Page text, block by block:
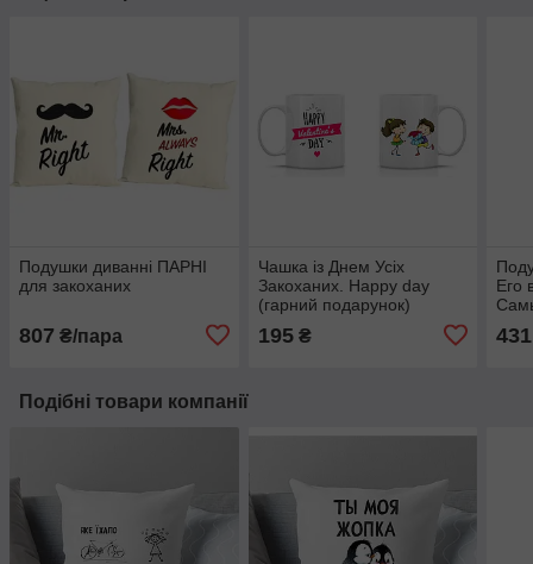
Подушки диванні ПАРНІ
для закоханих
807 ₴/пара
Чашка із Днем Усіх
Закоханих. Happy day
(гарний подарунок)
195₴
Его
431
Подібні товари компанії